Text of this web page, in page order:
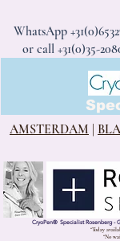
WhatsApp
or call +31(0)35-
AMSTERDAM
CryoPen® Specialist Rosenberg -
“Today
“No